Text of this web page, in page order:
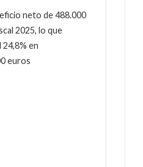
neto de 488.000
2025, lo que
en
euros